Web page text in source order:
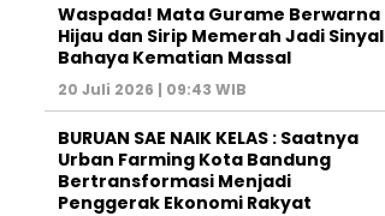
Waspada! Mata Gurame Berwarna
Hijau dan Sirip Memerah Jadi Sinyal
Bahaya Kematian Massal
20 Juli 2026 | 09:43 WIB
BURUAN SAE NAIK KELAS : Saatnya
Urban Farming Kota Bandung
Bertransformasi Menjadi
Penggerak Ekonomi Rakyat